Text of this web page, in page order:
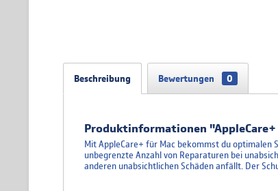
Beschreibung Bewertungen 0
Produktinformationen
Mit AppleCare+ für Mac bekommst du optimalen
unbegrenzte Anzahl von Reparaturen bei
anderen unabsichtlichen Schäden anfällt. Der